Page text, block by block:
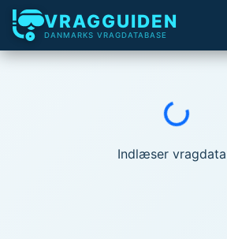
VRAGGUIDEN
DANMARKS VRAGDATABASE
Indlæser...
Indlæser